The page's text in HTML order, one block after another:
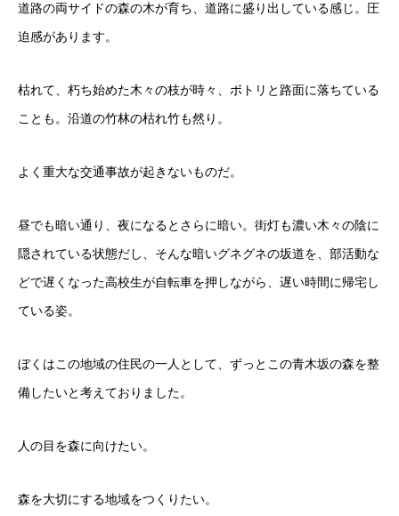
道路の両サイドの森の木が育ち、道路に盛り出している感じ。圧
迫感があります。
枯れて、朽ち始めた木々の枝が時々、ボトリと路面に落ちている
ことも。沿道の竹林の枯れ竹も然り。
よく重大な交通事故が起きないものだ。
昼でも暗い通り、夜になるとさらに暗い。街灯も濃い木々の陰に
隠されている状態だし、そんな暗いグネグネの坂道を、部活動な
どで遅くなった高校生が自転車を押しながら、遅い時間に帰宅し
ている姿。
ぼくはこの地域の住民の一人として、ずっとこの青木坂の森を整
備したいと考えておりました。
人の目を森に向けたい。
森を大切にする地域をつくりたい。